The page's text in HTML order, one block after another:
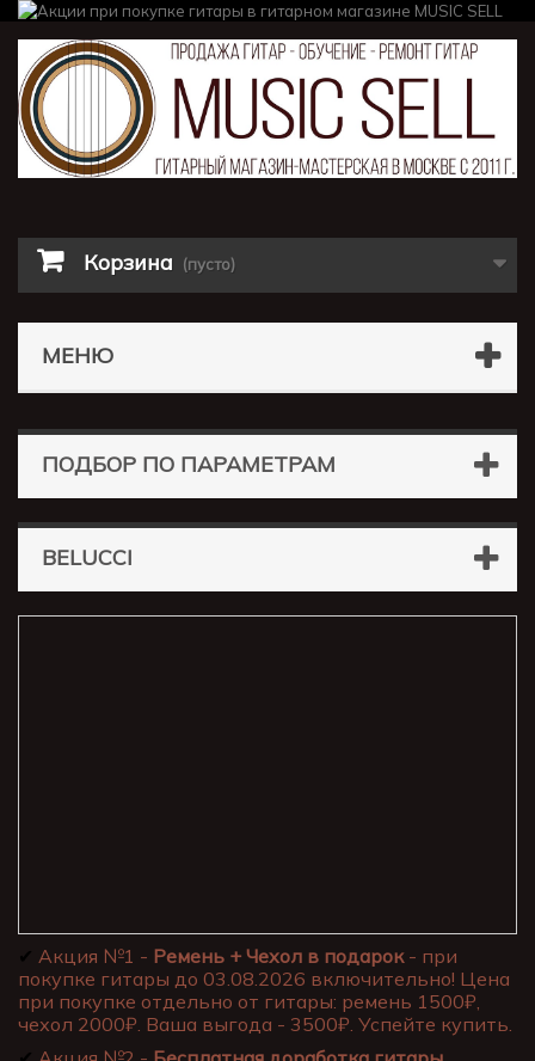
Корзина (пусто)
МЕНЮ
ПОДБОР ПО ПАРАМЕТРАМ
BELUCCI
✔ Акция №1 - Ремень + Чехол в подарок- при
покупке гитары до 03.08.2026 включительно! Цена
при покупке отдельно от гитары: ремень 1500₽,
чехол 2000₽. Ваша выгода - 3500₽. Успейте купить.